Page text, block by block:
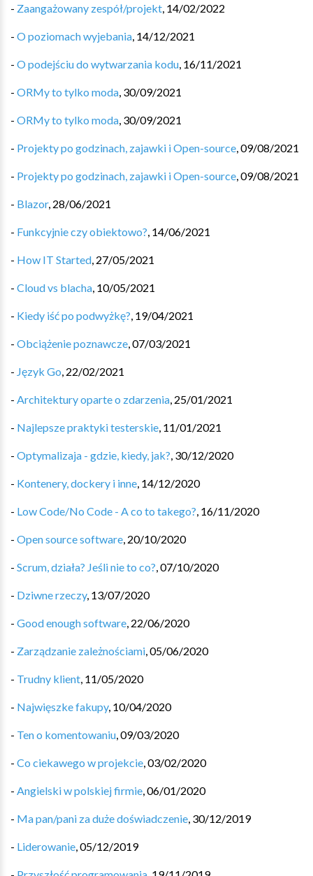
- Zaangażowany zespół/projekt, 14/02/2022
- O poziomach wyjebania, 14/12/2021
- O podejściu do wytwarzania kodu, 16/11/2021
- ORMy to tylko moda, 30/09/2021
- ORMy to tylko moda, 30/09/2021
- Projekty po godzinach, zajawki i Open-source,09/08/2021
- Projekty po godzinach, zajawki i Open-source,09/08/2021
- Blazor, 28/06/2021
- Funkcyjnie czy obiektowo?, 14/06/2021
- How IT Started, 27/05/2021
- Cloud vs blacha, 10/05/2021
- Kiedy iść po podwyżkę?, 19/04/2021
- Obciążenie poznawcze,07/03/2021
- Język Go, 22/02/2021
- Architektury oparte o zdarzenia, 25/01/2021
- Najlepsze praktyki testerskie, 11/01/2021
- Optymalizaja - gdzie, kiedy, jak?, 30/12/2020
- Kontenery, dockery i inne, 14/12/2020
- Low Code/No Code - A co to takego?, 16/11/2020
- Open source software, 20/10/2020
- Scrum, działa? Jeśli nie to co?,07/10/2020
- Dziwne rzeczy, 13/07/2020
- Good enough software, 22/06/2020
- Zarządzanie zależnościami,05/06/2020
- Trudny klient, 11/05/2020
- Najwięszke fakupy, 10/04/2020
- Ten o komentowaniu,09/03/2020
- Co ciekawego w projekcie,03/02/2020
- Angielski w polskiej firmie,06/01/2020
- Ma pan/pani za duże doświadczenie, 30/12/2019
- Liderowanie,05/12/2019